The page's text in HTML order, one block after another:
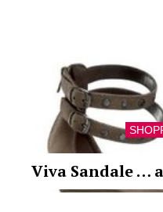
Viva Sandale …